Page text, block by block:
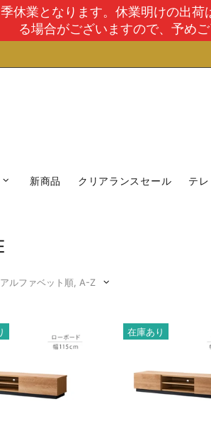
業となります。休業明けの出荷
る場合がございますので、予めご
新商品 クリアランスセール テ
在庫あり